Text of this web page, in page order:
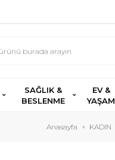
SAĞLIK &
BESLENME
EV &
YAŞAM
Anasayfa KADIN